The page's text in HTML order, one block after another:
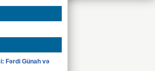
Fərdi Günah və